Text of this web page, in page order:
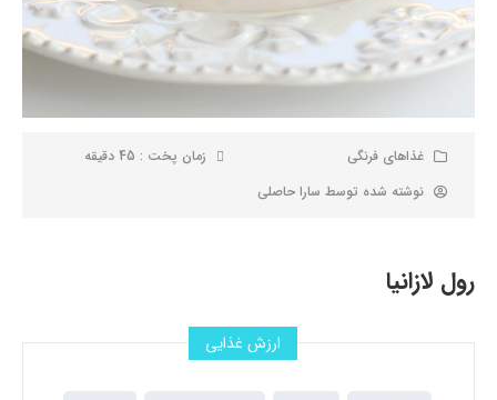
غذاهای فرنگی
زمان پخت : 45 دقیقه
نوشته شده توسط سارا حاصلی
رول لازانیا
ارزش غذایی